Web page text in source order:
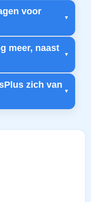
voor
meer, naast
zich van